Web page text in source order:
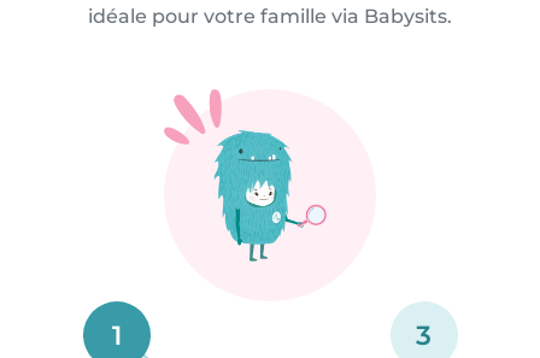
idéale pour votre famille via Babysits.
1 3